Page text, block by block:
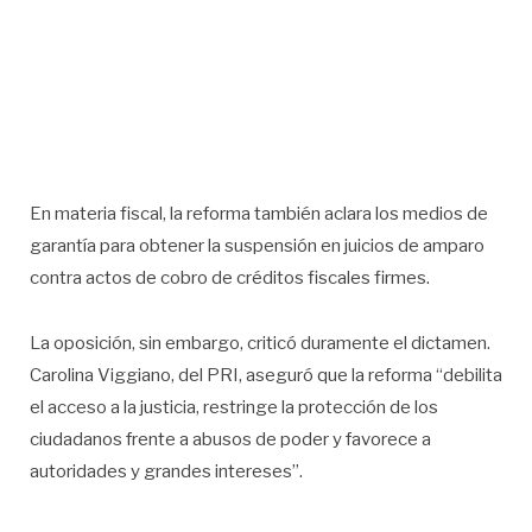
En materia fiscal, la reforma también aclara los medios de
garantía para obtener la suspensión en juicios de amparo
contra actos de cobro de créditos fiscales firmes.
La oposición, sin embargo, criticó duramente el dictamen.
Carolina Viggiano, del PRI, aseguró que la reforma “debilita
el acceso a la justicia, restringe la protección de los
ciudadanos frente a abusos de poder y favorece a
autoridades y grandes intereses”.